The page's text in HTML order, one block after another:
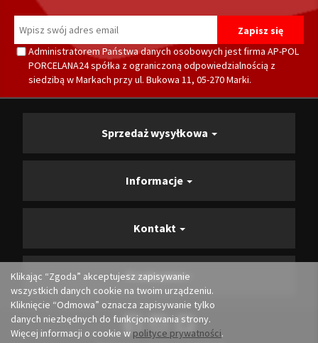
Administratorem Państwa danych osobowych jest firma AP-POL
PORCELANA24 spółka z ograniczoną odpowiedzialnością z
siedzibą w Markach przy ul. Bukowa 11, 05-270 Marki.
Sprzedaż wysyłkowa
Informacje
Kontakt
Producenci
Klikając “Zgoda” akceptujesz zapisywanie
wszystkich danych cookie na twoim urządzeniu.
Kliknięcie “Odmowa” oznacza zapisywanie tylko
danych niezbędnych do funkcjonowania strony.
Więcej informacji o cookie w polityce prywatności.